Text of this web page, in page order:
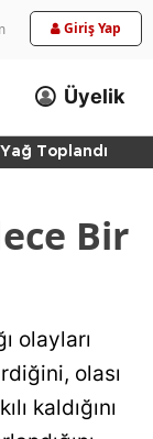
Giriş Yap
Üyelik
Toplandı
Bir
olayları
olası
kaldığını